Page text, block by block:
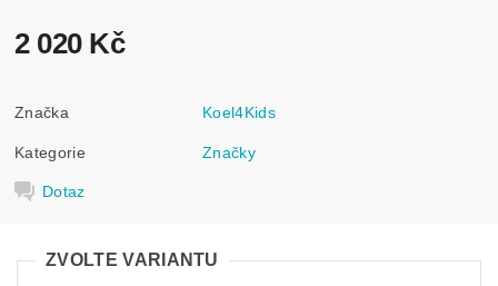
2 020 Kč
Značka Koel4Kids
Kategorie Značky
Dotaz
ZVOLTE VARIANTU